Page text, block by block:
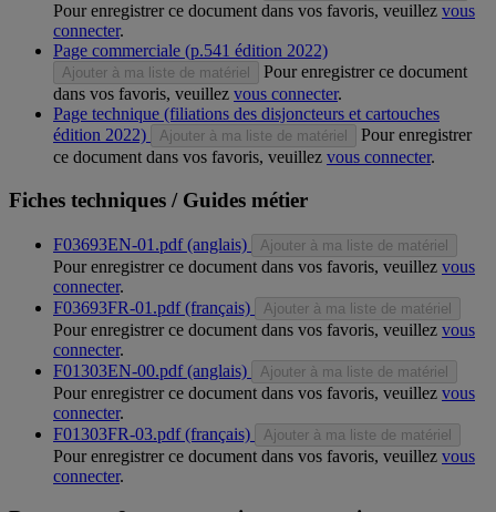
Pour enregistrer ce document dans vos favoris, veuillez vous
connecter.
Page commerciale (p.541 édition 2022)
Ajouter à ma liste de matériel
Pour enregistrer ce document
dans vos favoris, veuillez vous connecter.
Page technique (filiations des disjoncteurs et cartouches
édition 2022)
Ajouter à ma liste de matériel
Pour enregistrer
ce document dans vos favoris, veuillez vous connecter.
Fiches techniques / Guides métier
F03693EN-01.pdf (anglais) Ajouter à ma liste de matériel
Pour enregistrer ce document dans vos favoris, veuillez vous
connecter.
F03693FR-01.pdf (français)
Ajouter à ma liste de matériel
Pour enregistrer ce document dans vos favoris, veuillez vous
connecter.
F01303EN-00.pdf (anglais)
Ajouter à ma liste de matériel
Pour enregistrer ce document dans vos favoris, veuillez vous
connecter.
F01303FR-03.pdf (français)
Ajouter à ma liste de matériel
Pour enregistrer ce document dans vos favoris, veuillez vous
connecter.